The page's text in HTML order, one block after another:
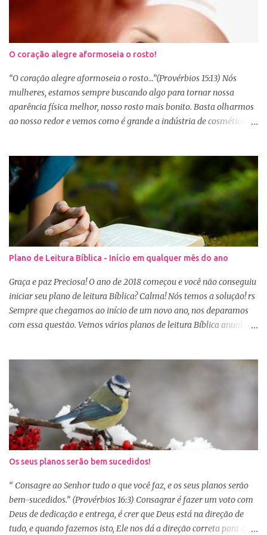
O coração alegre aformoseia o rosto!
“O coração alegre aformoseia o rosto...”(Provérbios 15:13) Nós
mulheres, estamos sempre buscando algo para tornar nossa
aparência física melhor, nosso rosto mais bonito. Basta olharmos
ao nosso redor e vemos como é grande a indústria de cosméticos e
se maquiar e testam produtos. Não é errado gostar de se cuidar e
buscar conhecimento de como ficar mais bonita e atraente. Eu
também gosto de maquiagem e dicas de beleza, no entanto,
precisamos cuidar primeiramente da nossa beleza interior. A
verdade é que, muitas de nós buscamos de forma desenfreada
ficarmos mais bonitas por fora tentando nos afirmar, e mostrar
que temos algum valor, porque nossos corações estão cheios de
amargura e traumas causados por situações que vivenciamos. O
Sábio rei Salomão nós dá uma dica de beleza no livro de
Provérbios dizendo que o coração alegre aformoseia o rosto. A
alegr...
Plano de Leitura Bíblica - Início em qualquer mês do ano
Graça e paz Preciosa! O ano de 2018 começou e você não conseguiu
iniciar seu plano de leitura Bíblica? Calma! Nós temos a solução! rs
Sempre que chegamos ao início de um novo ano, nos deparamos
com essa questão. Vemos vários planos de leitura Bíblica anual e
janeiro, principalmente as mulheres que muitas vezes recebem os
familiares em casa e precisam preparar várias coisas, ou então
aquela viagem de férias, e os dias se passaram e você não iniciou
sua leitura. E quando pegamos um plano de leitura Bíblica que
começa no dia primeiro de janeiro e percebemos que já estamos
no dia 20, desanimamos e acabamos deixando para o próximo
ano e assim vai... Outra situação que desanima é iniciar lendo
vários capítulos por dia, muitas até conseguem iniciar no dia
primeiro de janeiro, mas como não estão acostumas com a leitura
e também com a dificuldade de entendi...
Os seus planos serão bem sucedidos!
“ Consagre ao Senhor tudo o que você faz, e os seus planos serão
bem-sucedidos.” (Provérbios 16:3) Consagrar é fazer um voto com
Deus de dedicação e entrega, é crer que Deus está na direção de
tudo, e quando fazemos isto, Ele nos dá a direção correta para que